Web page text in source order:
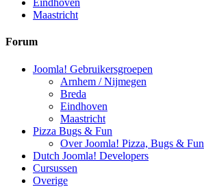
Eindhoven
Maastricht
Forum
Joomla! Gebruikersgroepen
Arnhem / Nijmegen
Breda
Eindhoven
Maastricht
Pizza Bugs & Fun
Over Joomla! Pizza, Bugs & Fun
Dutch Joomla! Developers
Cursussen
Overige